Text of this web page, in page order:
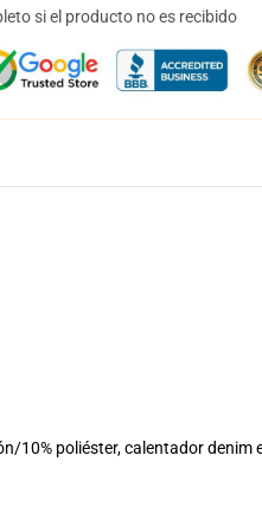
si el producto no es recibido
10% poliéster, calentador denim